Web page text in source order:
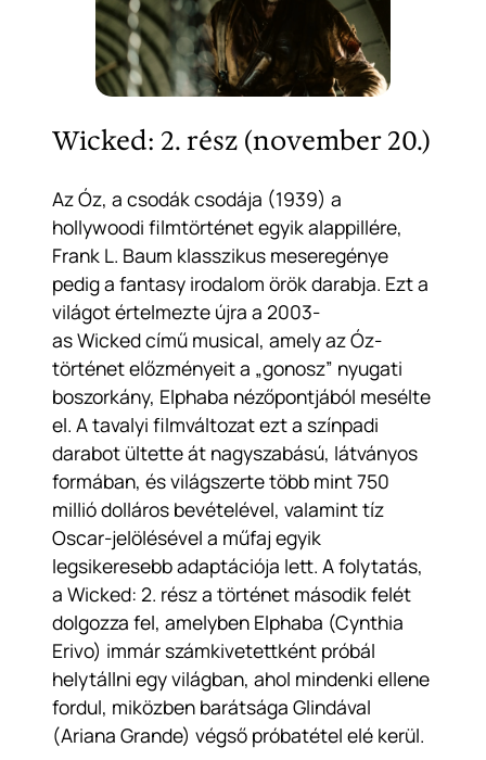
Wicked: 2. rész (november 20.)
AzÓz, a csodák csodája (1939) a
hollywoodi filmtörténet egyik alappillére,
Frank L. Baum klasszikus meseregénye
pedig a fantasy irodalom örök darabja. Ezt a
világot értelmezte újra a 2003-
asWickedcímű musical, amely az Óz-
történet előzményeit a „gonosz” nyugati
boszorkány, Elphaba nézőpontjából mesélte
el. A tavalyi filmváltozat ezt a színpadi
darabot ültette át nagyszabású, látványos
formában, és világszerte több mint 750
millió dolláros bevételével, valamint tíz
Oscar-jelölésével a műfaj egyik
legsikeresebb adaptációja lett. A folytatás,
a Wicked: 2. résza történet második felét
dolgozza fel, amelyben Elphaba (Cynthia
Erivo) immár számkivetettként próbál
helytállni egy világban, ahol mindenki ellene
fordul, miközben barátsága Glindával
(Ariana Grande) végső próbatétel elé kerül.